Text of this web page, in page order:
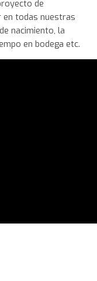
de
en todas nuestras
nacimiento, la
en bodega etc.